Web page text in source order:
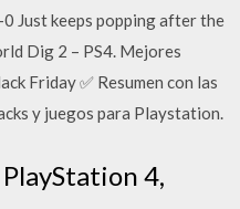
Just keeps popping after the
Dig 2 – PS4. Mejores
Friday ✅ Resumen con las
y juegos para Playstation.
4,